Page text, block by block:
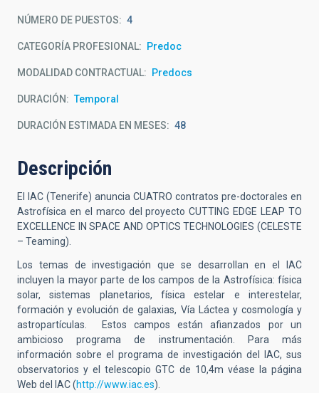
NÚMERO DE PUESTOS 4
CATEGORÍA PROFESIONAL Predoc
MODALIDAD CONTRACTUAL Predocs
DURACIÓN Temporal
DURACIÓN ESTIMADA EN MESES 48
Descripción
El IAC (Tenerife) anuncia CUATRO contratos pre-doctorales en
Astrofísica en el marco del proyecto CUTTING EDGE LEAP TO
EXCELLENCE IN SPACE AND OPTICS TECHNOLOGIES (CELESTE
– Teaming).
Los temas de investigación que se desarrollan en el IAC
incluyen la mayor parte de los campos de la Astrofísica: física
solar, sistemas planetarios, física estelar e interestelar,
formación y evolución de galaxias, Vía Láctea y cosmología y
astropartículas. Estos campos están afianzados por un
ambicioso programa de instrumentación. Para más
información sobre el programa de investigación del IAC, sus
observatorios y el telescopio GTC de 10,4m véase la página
Web del IAC (http://www.iac.es).